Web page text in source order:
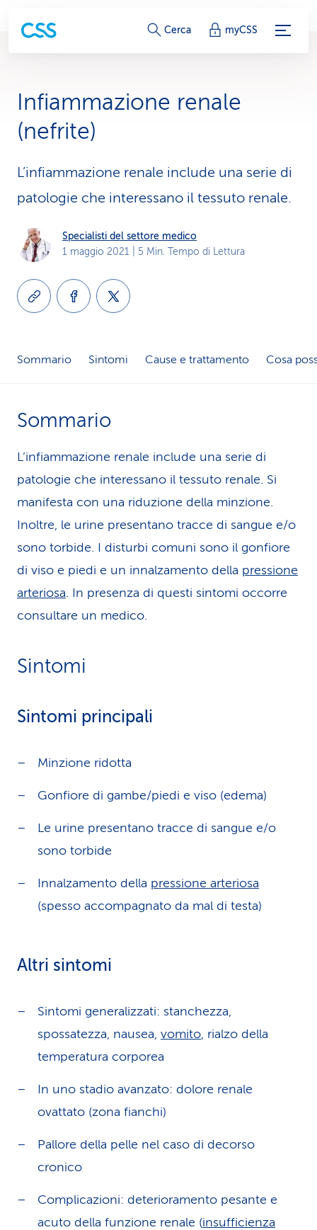
c
g
a
m
e
d
e
r
v
i
i
Cerca myCSS
Infiammazione renale
(nefrite)
L’infiammazione renale include una serie di
patologie che interessano il tessuto renale.
Specialisti del settore medico
1 maggio 2021 | 5 Min. Tempo di Lettura
Sommario Sintomi Cause e trattamento Cosa
Sommario
L’infiammazione renale include una serie di
patologie che interessano il tessuto renale. Si
manifesta con una riduzione della minzione.
Inoltre, le urine presentano tracce di sangue e/o
sono torbide. I disturbi comuni sono il gonfiore
di viso e piedi e un innalzamento della pressione
arteriosa. In presenza di questi sintomi occorre
consultare un medico.
Sintomi
Sintomi principali
Minzione ridotta
Gonfiore di gambe/piedi e viso (edema)
Le urine presentano tracce di sangue e/o
sono torbide
Innalzamento della pressione arteriosa
(spesso accompagnato da mal di testa)
Altri sintomi
Sintomi generalizzati: stanchezza,
spossatezza, nausea, vomito, rialzo della
temperatura corporea
In uno stadio avanzato: dolore renale
ovattato (zona fianchi)
Pallore della pelle nel caso di decorso
cronico
Complicazioni: deterioramento pesante e
acuto della funzione renale (insufficienza